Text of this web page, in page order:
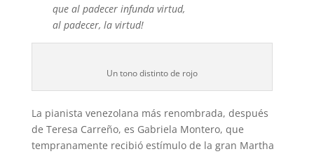
que al padecer infunda virtud,
al padecer, la virtud!
Un tono distinto de rojo
La pianista venezolana más renombrada, después
de Teresa Carreño, es Gabriela Montero, que
tempranamente recibió estímulo de la gran Martha